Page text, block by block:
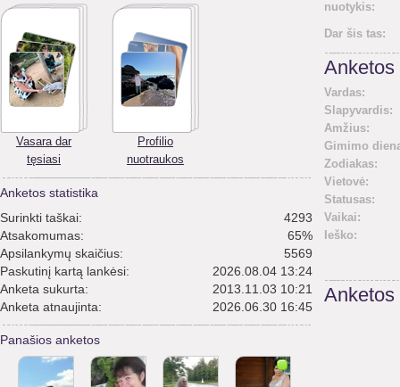
Vasara dar
tęsiasi
Profilio
nuotraukos
Anketos statistika
Surinkti taškai:
4293
Atsakomumas:
65%
Apsilankymų skaičius:
5569
Paskutinį kartą lankėsi:
2026.08.04 13:24
Anketa sukurta:
2013.11.03 10:21
Anketa atnaujinta:
2026.06.30 16:45
Panašios anketos
nuotykis:
Dar šis tas:
Anketos
Vardas:
Slapyvardis:
Amžius:
Gimimo
Zodiakas:
Vietovė:
Statusas:
Vaikai:
Ieško:
Anketos